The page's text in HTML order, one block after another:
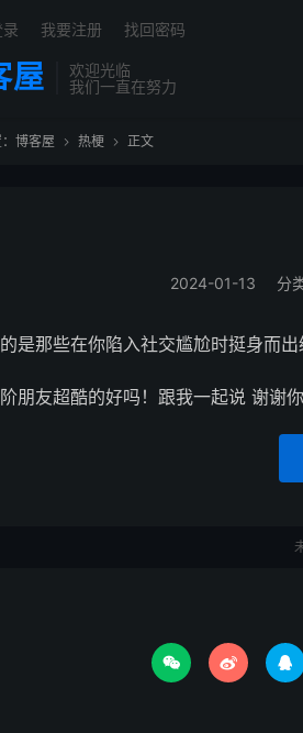
屋
欢迎光临
我们一直在努力
我要注册 找回密码
博客屋  热梗  正文
2024-01-13 分
是那些在你陷入社交尴尬时挺身而
朋友超酷的好吗！跟我一起说 谢谢你
  